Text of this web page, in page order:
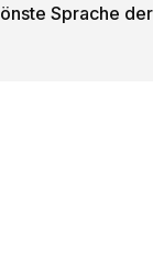
Sprache